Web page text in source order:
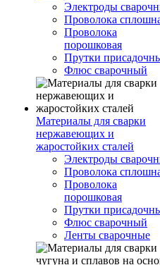
Электроды
Проволока
Проволока
порошковая
Прутки
Флюс сварочный
Материалы для сварки
нержавеющих и
жаростойких сталей
Электроды
Проволока
Проволока
порошковая
Прутки
Флюс сварочный
Ленты сварочные